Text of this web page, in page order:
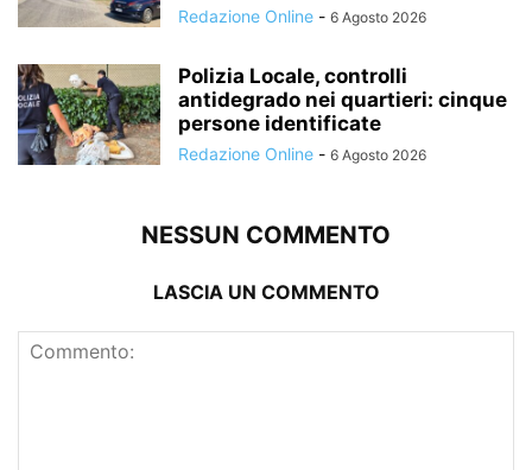
Redazione Online - 6 Agosto 2026
Polizia Locale, controlli
antidegrado nei quartieri: cinque
persone identificate
Redazione Online - 6 Agosto 2026
NESSUN COMMENTO
LASCIA UN COMMENTO